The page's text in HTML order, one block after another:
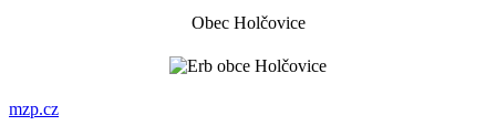
Obec Holčovice
mzp.cz